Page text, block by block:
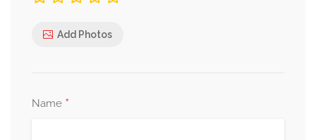
Add Photos
Name *